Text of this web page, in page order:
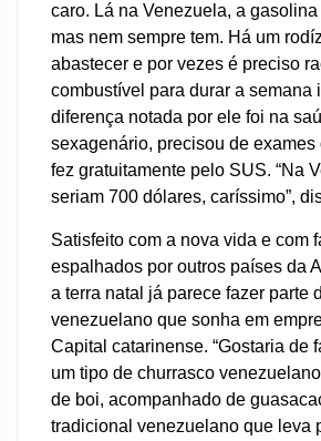
caro. Lá na Venezuela, a
mas nem sempre tem. Há um
abastecer e por vezes é preciso
combustível para durar a semana
diferença notada por ele foi na
sexagenário, precisou de exames
fez gratuitamente pelo SUS. “Na
seriam 700 dólares, caríssimo”,
Satisfeito com a nova vida e com
espalhados por outros países da
a terra natal já parece fazer parte
venezuelano que sonha em
Capital catarinense. “Gostaria de
um tipo de churrasco
de boi, acompanhado de
tradicional venezuelano que leva